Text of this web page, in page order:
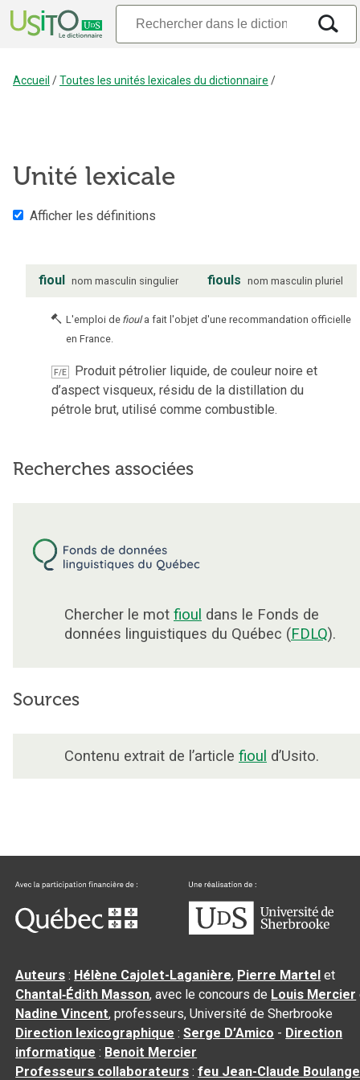
Accueil /Toutes les unités lexicales du dictionnaire /
Unité lexicale
Afficher les définitions
fioul nom masculin singulier fiouls nom masculin pluriel
L'emploi de fioul a fait l'objet d'une recommandation officielle
en France.
F/E
Produit pétrolier liquide, de couleur noire et
d’aspect visqueux, résidu de la distillation du
pétrole brut, utilisé comme combustible.
Recherches associées
Chercher le mot fioul dans le Fonds de
données linguistiques du Québec (FDLQ).
Sources
Contenu extrait de l’article fioul d’Usito.
Auteurs : Hélène Cajolet-Laganière, Pierre Martel et
Chantal‑Édith Masson, avec le concours de Louis Mercier
Nadine Vincent, professeurs, Université de Sherbrooke
Direction lexicographique :Serge D’Amico - Direction
informatique : Benoit Mercier
Professeurs collaborateurs :feu Jean-Claude